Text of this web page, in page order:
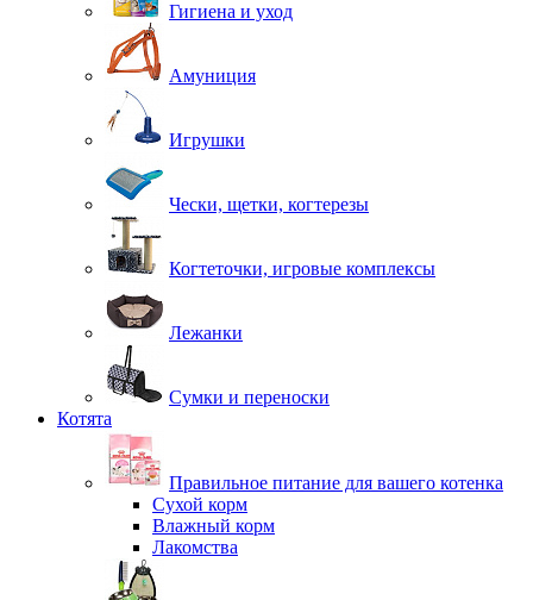
Гигиена и уход
Амуниция
Игрушки
Чески, щетки, когтерезы
Когтеточки, игровые комплексы
Лежанки
Сумки и переноски
Котята
Правильное питание для вашего котенка
Сухой корм
Влажный корм
Лакомства